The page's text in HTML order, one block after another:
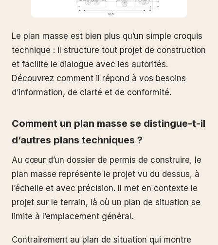
Le plan masse est bien plus qu’un simple croquis
technique : il structure tout projet de construction
et facilite le dialogue avec les autorités.
Découvrez comment il répond à vos besoins
d’information, de clarté et de conformité.
Comment un plan masse se distingue-t-il
d’autres plans techniques ?
Au cœur d’un dossier de permis de construire, le
plan masse représente le projet vu du dessus, à
l’échelle et avec précision. Il met en contexte le
projet sur le terrain, là où un plan de situation se
limite à l’emplacement général.
Contrairement au plan de situation qui montre